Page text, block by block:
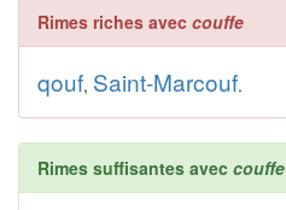
Rimes riches avec couffe
qouf, Saint-Marcouf.
Rimes suffisantes avec couffe